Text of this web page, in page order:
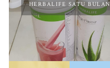
HERBALIFE SATU BULAN